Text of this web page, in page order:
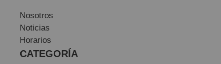
Nosotros
Noticias
Horarios
CATEGORÍA